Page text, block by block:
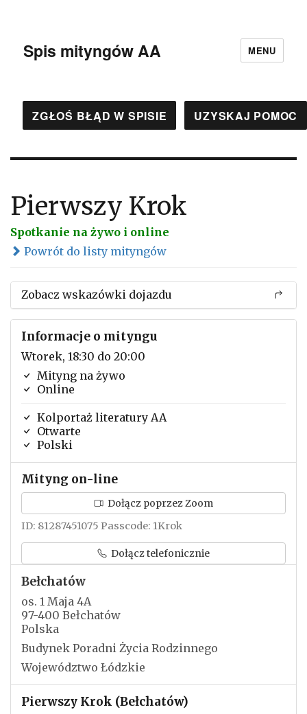
Spis mityngów AA MENU
ZGŁOŚ BŁĄD W SPISIE UZYSKAJ POMOC
Pierwszy Krok
Spotkanie na żywo i online
Powrót do listy mityngów
Zobacz wskazówki dojazdu
Informacje o mityngu
Wtorek, 18:30 do 20:00
Mityng na żywo
Online
Kolportaż literatury AA
Otwarte
Polski
Mityng on-line
Dołącz poprzez Zoom
ID: 81287451075 Passcode: 1Krok
Dołącz telefonicznie
Bełchatów
os. 1 Maja 4A
97-400 Bełchatów
Polska
Budynek Poradni Życia Rodzinnego
Województwo Łódzkie
Pierwszy Krok (Bełchatów)